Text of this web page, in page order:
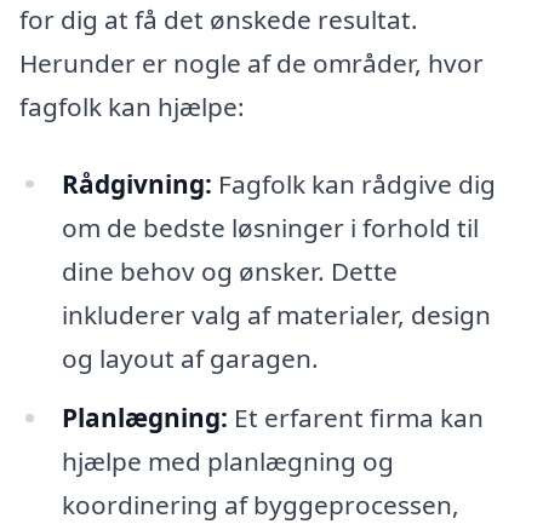
for dig at få det ønskede resultat.
Herunder er nogle af de områder, hvor
fagfolk kan hjælpe:
Rådgivning: Fagfolk kan rådgive dig
om de bedste løsninger i forhold til
dine behov og ønsker. Dette
inkluderer valg af materialer, design
og layout af garagen.
Planlægning: Et erfarent firma kan
hjælpe med planlægning og
koordinering af byggeprocessen,